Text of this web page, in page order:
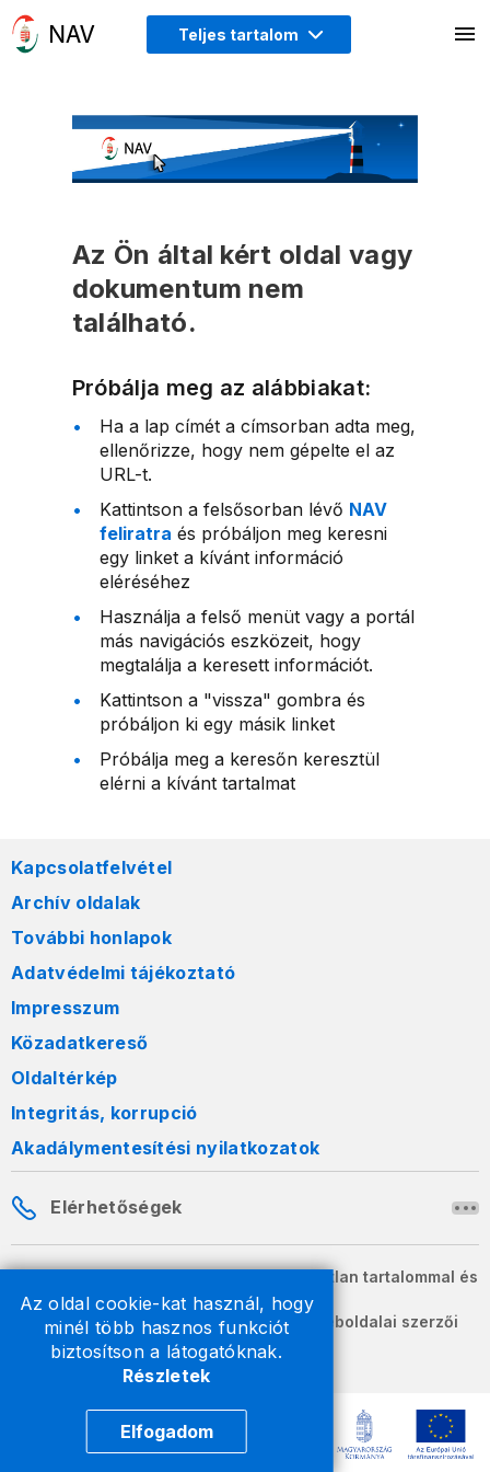
Az oldal cookie-kat használ, hogy
minél több hasznos funkciót
biztosítson a látogatóknak.
Részletek
Elfogadom
Teljes tartalom
Az Ön által kért oldal vagy
dokumentum nem
található.
Próbálja meg az alábbiakat:
Ha a lap címét a címsorban adta meg,
ellenőrizze, hogy nem gépelte el az
URL-t.
Kattintson a felsősorban lévő NAV
feliratra és próbáljon meg keresni
egy linket a kívánt információ
eléréséhez
Használja a felső menüt vagy a portál
más navigációs eszközeit, hogy
megtalálja a keresett információt.
Kattintson a "vissza" gombra és
próbáljon ki egy másik linket
Próbálja meg a keresőn keresztül
elérni a kívánt tartalmat
Kapcsolatfelvétel
Archív oldalak
További honlapok
Adatvédelmi tájékoztató
Impresszum
Közadatkereső
Oldaltérkép
Integritás, korrupció
Akadálymentesítési nyilatkozatok
Elérhetőségek
A honlapon szereplő információk változatlan tartalommal és
formában szabadon terjeszthetők.
2026 © A Nemzeti Adó- és Vámhivatal weboldalai szerzői
jogvédelem alatt állnak.